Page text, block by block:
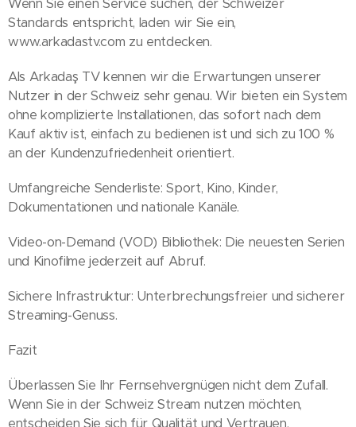
Wenn Sie einen Service suchen, der Schweizer
Standards entspricht, laden wir Sie ein,
www.arkadastv.com zu entdecken.
Als Arkadaş TV kennen wir die Erwartungen unserer
Nutzer in der Schweiz sehr genau. Wir bieten ein System
ohne komplizierte Installationen, das sofort nach dem
Kauf aktiv ist, einfach zu bedienen ist und sich zu 100 %
an der Kundenzufriedenheit orientiert.
Umfangreiche Senderliste: Sport, Kino, Kinder,
Dokumentationen und nationale Kanäle.
Video-on-Demand (VOD) Bibliothek: Die neuesten Serien
und Kinofilme jederzeit auf Abruf.
Sichere Infrastruktur: Unterbrechungsfreier und sicherer
Streaming-Genuss.
Fazit
Überlassen Sie Ihr Fernsehvergnügen nicht dem Zufall.
Wenn Sie in der Schweiz Stream nutzen möchten,